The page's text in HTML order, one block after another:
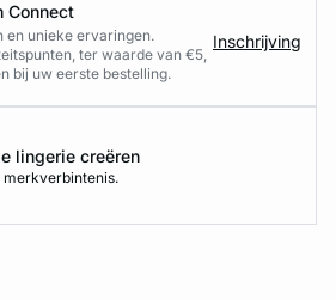
Connect
en unieke ervaringen.
ter waarde van €5,
bij uw eerste bestelling.
Inschrijving
lingerie creëren
merkverbintenis.